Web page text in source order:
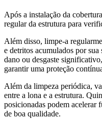
Após a instalação da
regular da estrutura para
Além disso, limpe-a
e detritos acumulados por
dano ou desgaste
garantir uma proteção
Além da limpeza periódica,
entre a lona e a estrutura.
posicionadas podem acelerar
de boa qualidade.